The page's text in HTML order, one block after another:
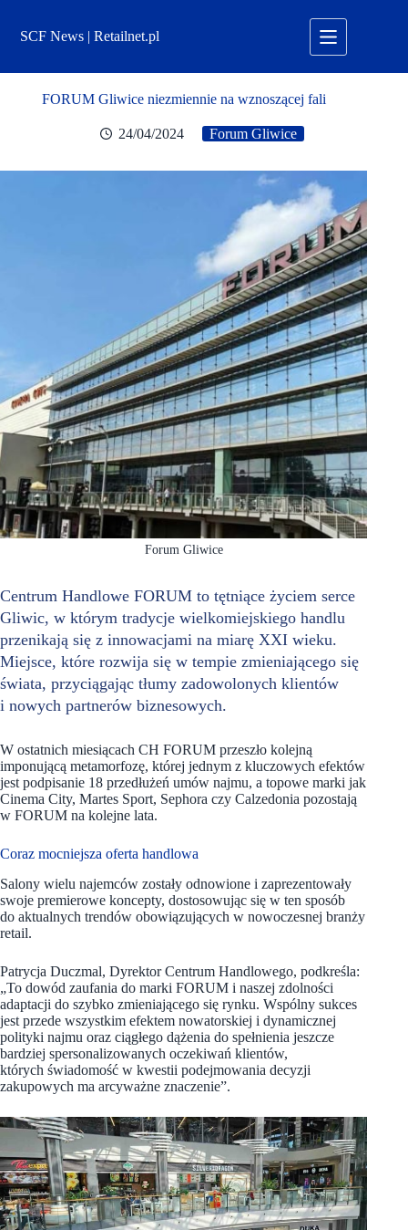
treściSCF News | Retailnet.pl
FORUM Gliwice niezmiennie na wznoszącej fali
24/04/2024 Forum Gliwice
Forum Gliwice
Centrum Handlowe FORUM to tętniące życiem serce
Gliwic, w którym tradycje wielkomiejskiego handlu
przenikają się z innowacjami na miarę XXI wieku.
Miejsce, które rozwija się w tempie zmieniającego się
świata, przyciągając tłumy zadowolonych klientów
i nowych partnerów biznesowych.
W ostatnich miesiącach CH FORUM przeszło kolejną
imponującą metamorfozę, której jednym z kluczowych efektów
jest podpisanie 18 przedłużeń umów najmu, a topowe marki jak
Cinema City, Martes Sport, Sephora czy Calzedonia pozostają
w FORUM na kolejne lata.
Coraz mocniejsza oferta handlowa
Salony wielu najemców zostały odnowione i zaprezentowały
swoje premierowe koncepty, dostosowując się w ten sposób
do aktualnych trendów obowiązujących w nowoczesnej branży
retail.
Patrycja Duczmal, Dyrektor Centrum Handlowego, podkreśla:
„To dowód zaufania do marki FORUM i naszej zdolności
adaptacji do szybko zmieniającego się rynku. Wspólny sukces
jest przede wszystkim efektem nowatorskiej i dynamicznej
polityki najmu oraz ciągłego dążenia do spełnienia jeszcze
bardziej spersonalizowanych oczekiwań klientów,
których świadomość w kwestii podejmowania decyzji
zakupowych ma arcyważne znaczenie”.